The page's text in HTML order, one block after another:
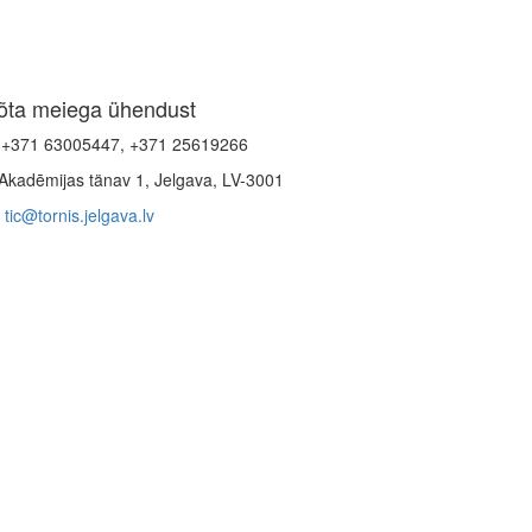
meiega ühendust
63005447, +371 25619266
tänav 1, Jelgava, LV-3001
tic@tornis.jelgava.lv